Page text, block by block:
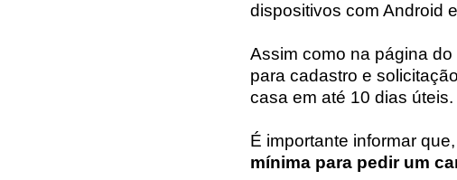
dispositivos com Android
Assim como na página
para cadastro e
casa em até 10 dias úteis.
É importante informar
mínima para pedir um